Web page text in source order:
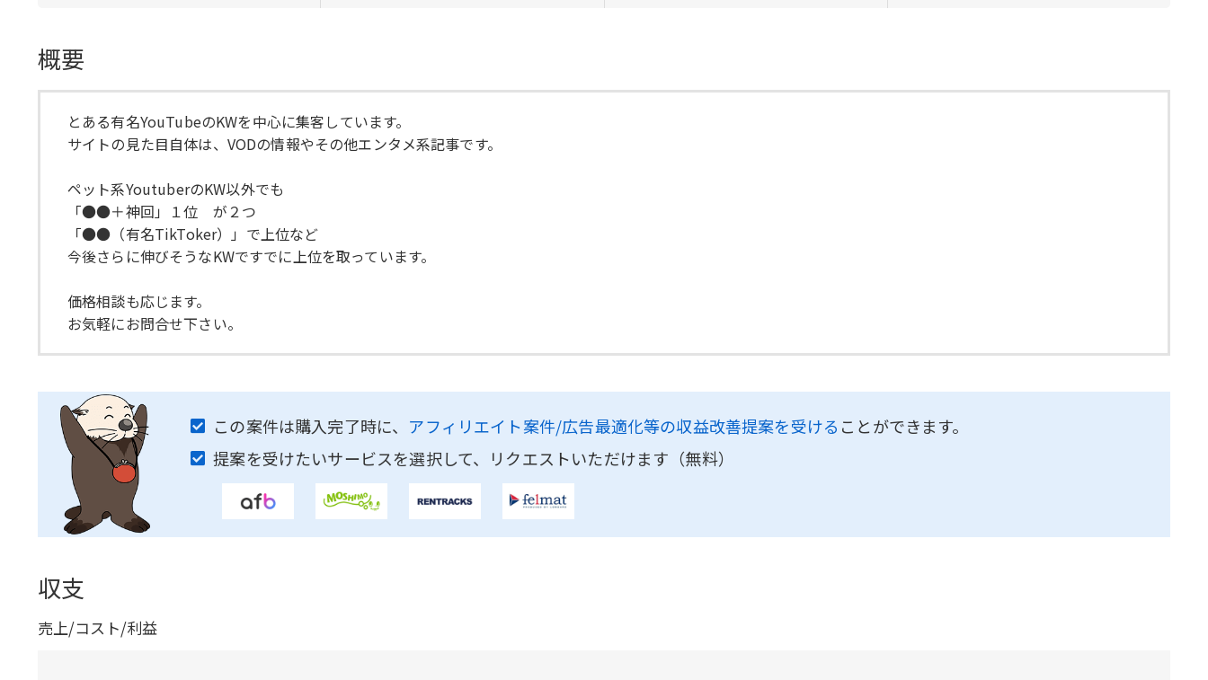
概要
とある有名YouTubeのKWを中心に集客しています。
サイトの見た目自体は、VODの情報やその他エンタメ系記事です。
ペット系YoutuberのKW以外でも
「●●＋神回」１位 が２つ
「●●（有名TikToker）」で上位など
今後さらに伸びそうなKWですでに上位を取っています。
価格相談も応じます。
お気軽にお問合せ下さい。
この案件は購入完了時に、 アフィリエイト案件/広告最適化等の収益改善提案を受ける ことができます。
提案を受けたいサービスを選択して、リクエストいただけます（無料）
収支
売上/コスト/利益